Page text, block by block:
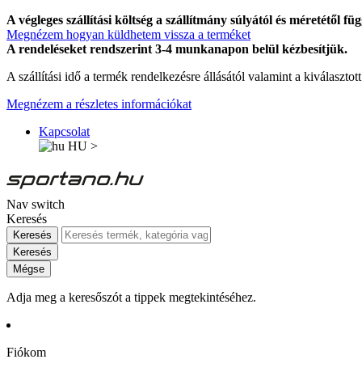
A végleges szállítási költség a szállítmány súlyától és méretétől
Megnézem hogyan küldhetem vissza a terméket
A rendeléseket rendszerint 3-4 munkanapon belül kézbesítjük.
A szállítási idő a termék rendelkezésre állásától valamint a
Megnézem a részletes információkat
Kapcsolat
HU >
Nav switch
Keresés
Keresés
Keresés
Mégse
Adja meg a keresőszót a tippek megtekintéséhez.
Fiókom